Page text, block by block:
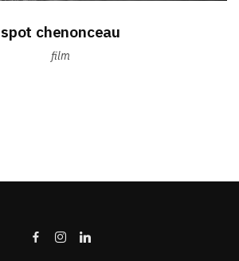
spot chenonceau
film